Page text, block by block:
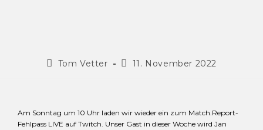
Tom Vetter 11. November 2022
Am Sonntag um 10 Uhr laden wir wieder ein zum Match.Report-
Fehlpass LIVE auf Twitch. Unser Gast in dieser Woche wird Jan